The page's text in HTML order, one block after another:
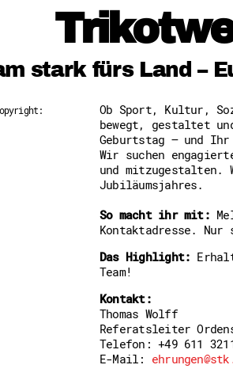
stark fürs Land –
Ob Sport, Kultur,
bewegt, gestaltet
Geburtstag – und
Wir suchen
und mitzugestalten.
Jubiläumsjahres.
So macht ihr mit:
Kontaktadresse.
Das Highlight:
Team!
Kontakt:
Thomas Wolff
Referatsleiter
Telefon: +49 611
E-Mail: